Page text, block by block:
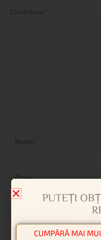
Comentariu
PUTEȚI
CUMPĂRĂ MAI